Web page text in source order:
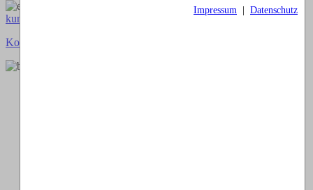
Impressum | Datenschutz
kunstimkreisverkehr-2018@thomaskappel.de
Kontakt